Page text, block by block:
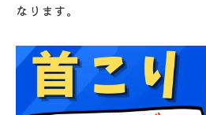
なります。